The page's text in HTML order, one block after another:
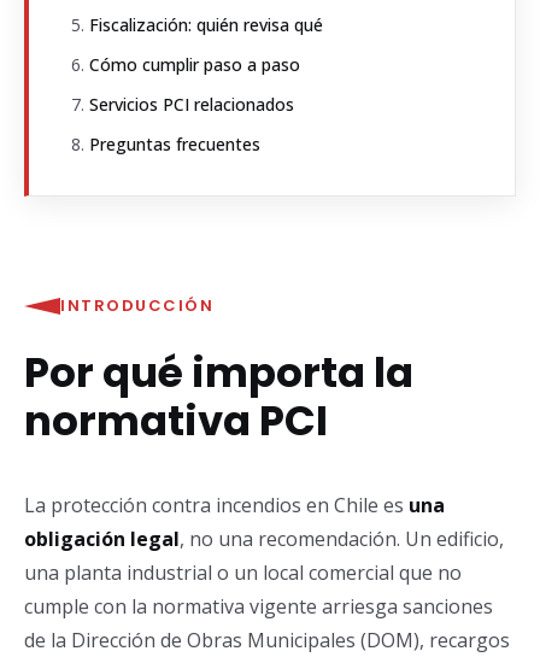
Fiscalización: quién revisa qué
Cómo cumplir paso a paso
Servicios PCI relacionados
Preguntas frecuentes
INTRODUCCIÓN
Por qué importa la
normativa PCI
La protección contra incendios en Chile es una
obligación legal, no una recomendación. Un edificio,
una planta industrial o un local comercial que no
cumple con la normativa vigente arriesga sanciones
de la Dirección de Obras Municipales (DOM), recargos